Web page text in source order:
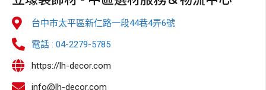
台中市太平區新仁路一段44巷4弄6號
電話 : 04-2279-5785
https://lh-decor.com
info@lh-decor.com